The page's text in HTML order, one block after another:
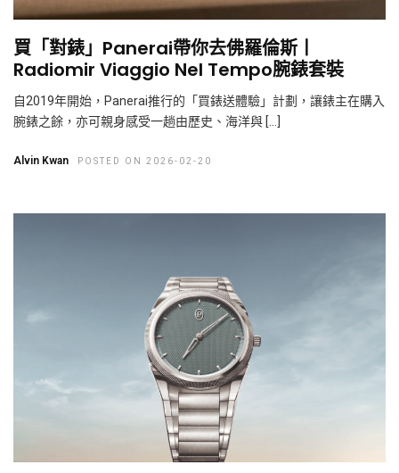
買「對錶」Panerai帶你去佛羅倫斯丨
Radiomir Viaggio Nel Tempo腕錶套裝
自2019年開始，Panerai推行的「買錶送體驗」計劃，讓錶主在購入
腕錶之餘，亦可親身感受一趟由歷史、海洋與 […]
Alvin Kwan POSTED ON 2026-02-20